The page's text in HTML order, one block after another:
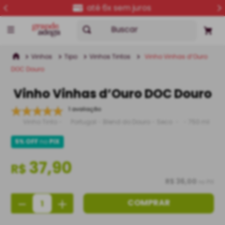
até 6x sem juros
Buscar
Vinhos Tipo Vinhos Tintos
Vinho Vinhas d’Ouro
DOC Douro
Vinho Vinhas d’Ouro DOC Douro
1 avaliação
5% OFFnoPIX
R$37,90
R$ 36,00
＋
－ COMPRAR